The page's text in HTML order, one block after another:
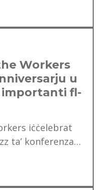
Workers
u
fl-
iċċelebrat
ta’ konferenza